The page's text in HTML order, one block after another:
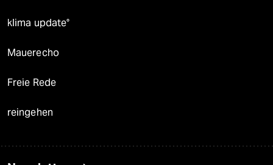
klima update°
Mauerecho
Freie Rede
reingehen